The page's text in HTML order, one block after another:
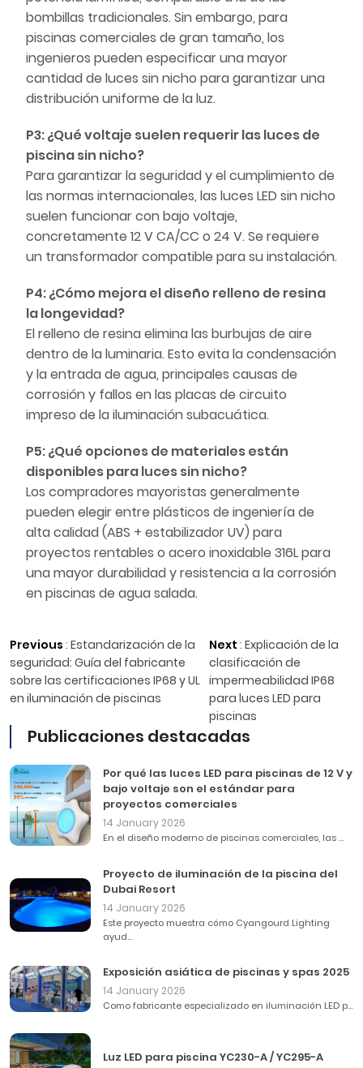
bombillas tradicionales. Sin embargo, para
piscinas comerciales de gran tamaño, los
ingenieros pueden especificar una mayor
cantidad de luces sin nicho para garantizar una
distribución uniforme de la luz.
P3: ¿Qué voltaje suelen requerir las luces de
piscina sin nicho?
Para garantizar la seguridad y el cumplimiento de
las normas internacionales, las luces LED sin nicho
suelen funcionar con bajo voltaje,
concretamente 12 V CA/CC o 24 V. Se requiere
un transformador compatible para su instalación.
P4: ¿Cómo mejora el diseño relleno de resina
la longevidad?
El relleno de resina elimina las burbujas de aire
dentro de la luminaria. Esto evita la condensación
y la entrada de agua, principales causas de
corrosión y fallos en las placas de circuito
impreso de la iluminación subacuática.
P5: ¿Qué opciones de materiales están
disponibles para luces sin nicho?
Los compradores mayoristas generalmente
pueden elegir entre plásticos de ingeniería de
alta calidad (ABS + estabilizador UV) para
proyectos rentables o acero inoxidable 316L para
una mayor durabilidad y resistencia a la corrosión
en piscinas de agua salada.
Previous : Estandarización de la
seguridad: Guía del fabricante
sobre las certificaciones IP68 y UL
en iluminación de piscinas
Next : Explicación de la
clasificación de
impermeabilidad IP68
para luces LED para
piscinas
Publicaciones destacadas
Por qué las luces LED para piscinas de 12 V y
bajo voltaje son el estándar para
proyectos comerciales
14 January 2026
En el diseño moderno de piscinas comerciales, las ...
Proyecto de iluminación de la piscina del
Dubai Resort
14 January 2026
Este proyecto muestra cómo Cyangourd Lighting
ayud...
Exposición asiática de piscinas y spas 2025
14 January 2026
Como fabricante especializado en iluminación LED p...
Luz LED para piscina YC230-A / YC295-A